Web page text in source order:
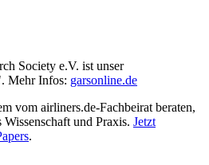
Society e.V. ist unser
Mehr Infos: garsonline.de
vom airliners.de-Fachbeirat beraten,
und Praxis. Jetzt
.